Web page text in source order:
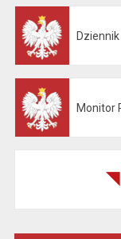
Monitor